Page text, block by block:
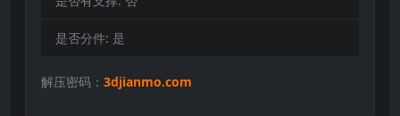
是否分件: 是
解压密码： 3djianmo.com